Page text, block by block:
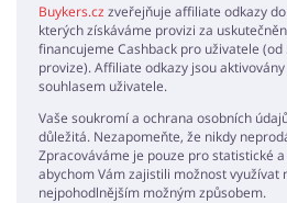
Buykers.cz zveřejňuje affiliate odkazy
kterých získáváme provizi za
financujeme Cashback pro uživatele (od
provize). Affiliate odkazy jsou
souhlasem uživatele.
Vaše soukromí a ochrana osobních
důležitá. Nezapomeňte, že nikdy
Zpracováváme je pouze pro statistické
abychom Vám zajistili možnost využívat
nejpohodlnějším možným způsobem.